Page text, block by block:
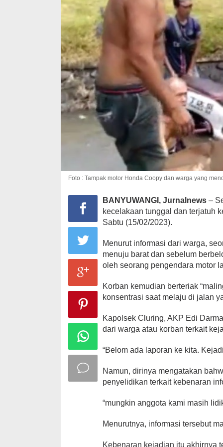
Foto : Tampak motor Honda Coopy dan warga yang
BANYUWANGI, Jurnalnews –
kecelakaan tunggal dan terjatuh
Sabtu (15/02/2023).
Menurut informasi dari warga,
menuju barat dan sebelum
oleh seorang pengendara motor
Korban kemudian berteriak
konsentrasi saat melaju di jalan
Kapolsek Cluring, AKP Edi
dari warga atau korban terkait
“Belom ada laporan ke kita.
Namun, dirinya mengatakan
penyelidikan terkait kebenaran
“mungkin anggota kami masih
Menurutnya, informasi tersebut
Kebenaran kejadian itu akhirnya